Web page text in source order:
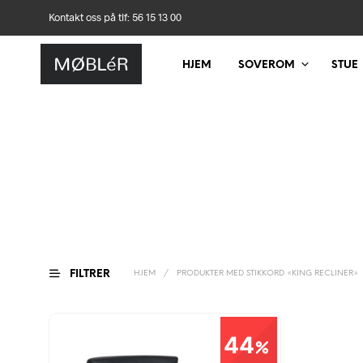
Kontakt oss på tlf: 56 15 13 00
HJEM SOVEROM STUE
FILTRER HJEM / PRODUKTER MED STIKKORD «KING RECLINER»
44